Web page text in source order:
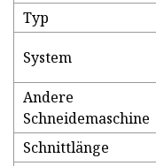
Typ
System
Andere
Schneidemaschine
Schnittlänge